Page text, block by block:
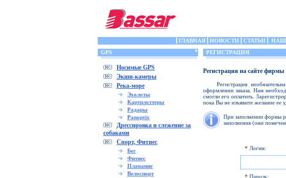
ГЛАВНАЯ НОВОСТИ СТАТЬИ НАШ
GPS
Носимые GPS
Экшн-камеры
Река-море
Эхолоты
Картплоттеры
Радары
Panoptix
Дрессировка и слежение за
собаками
Спорт, Фитнес
Бег
Фитнес
Плавание
Велоспорт
РЕГИСТРАЦИЯ
Регистрация на сайте
Регистрация
оформлении заказа. Нам
смогли его оплатить.
пока Вы не изъявите желание ее
При заполнении формы
заполнения (они
* Логин:
* Пароль: